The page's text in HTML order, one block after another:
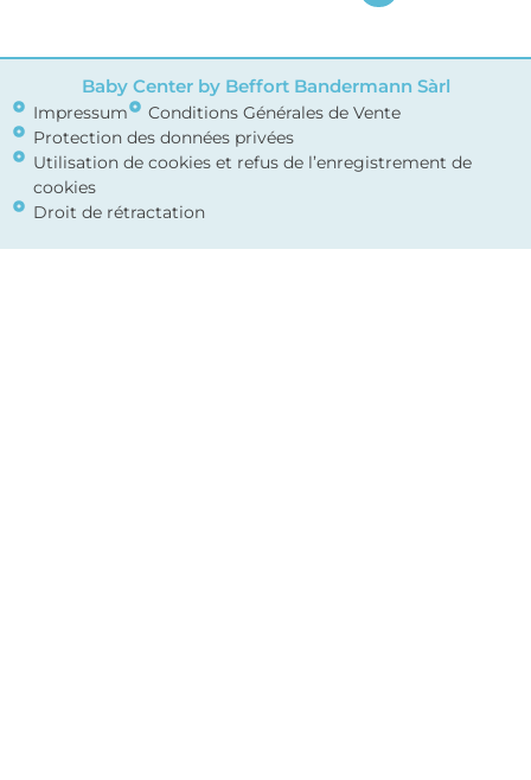
Baby Center by Beffort Bandermann Sàrl
Impressum
Conditions Générales de Vente
Protection des données privées
Utilisation de cookies et refus de l’enregistrement de
cookies
Droit de rétractation